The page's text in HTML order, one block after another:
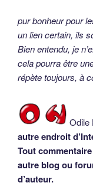
pur bonheur pour
un lien certain, ils
Bien entendu, je
cela pourra être
répète toujours, à
Odile
autre endroit
Tout
autre blog ou
d’auteur.